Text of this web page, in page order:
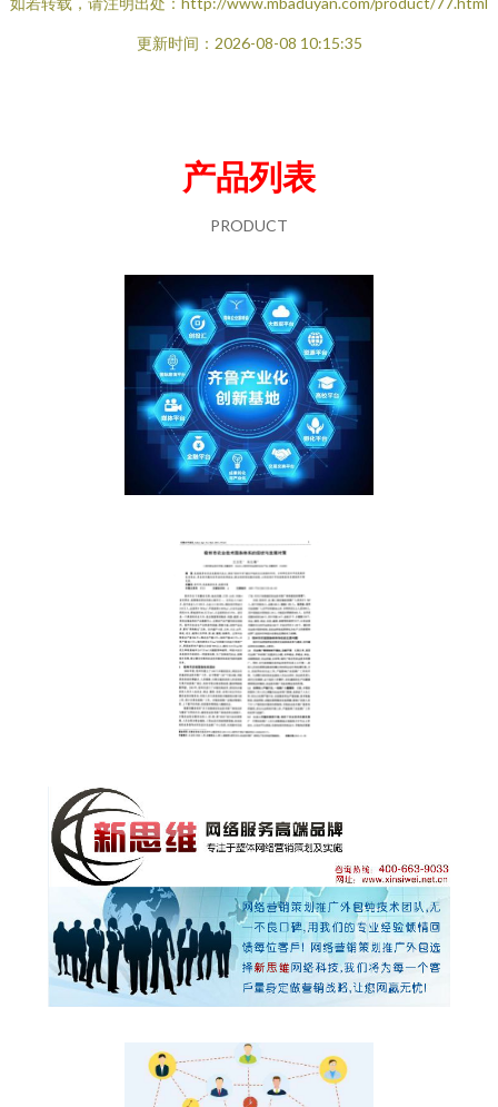
更新时间：2026-08-08 10:15:35
产品列表
PRODUCT